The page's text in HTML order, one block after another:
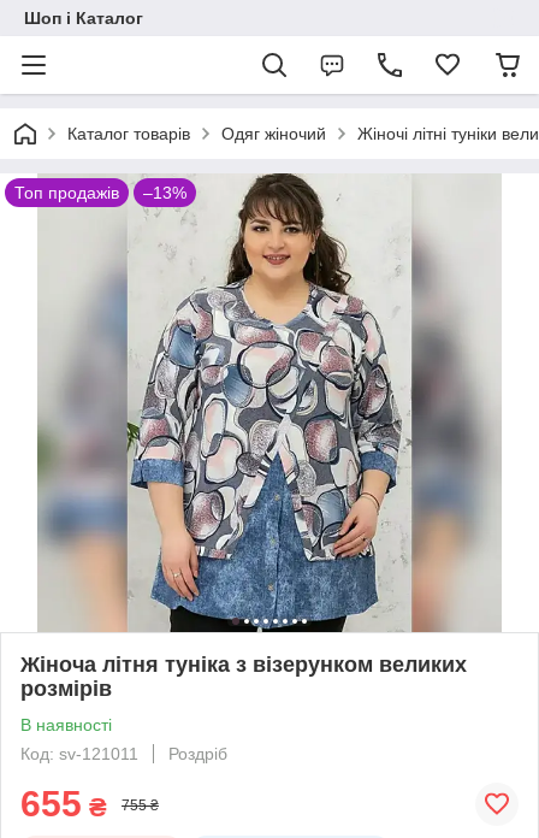
Шоп і Каталог
Каталог товарів Одяг жіночий Жіночі літні туніки
Топ продажів –13%
Жіноча літня туніка з візерунком великих
розмірів
В наявності
Код: sv-121011
Роздріб
655 ₴ 755 ₴